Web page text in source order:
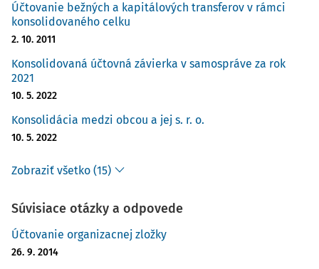
Účtovanie bežných a kapitálových transferov v rámci
konsolidovaného celku
2. 10. 2011
Konsolidovaná účtovná závierka v samospráve za rok
2021
10. 5. 2022
Konsolidácia medzi obcou a jej s. r. o.
10. 5. 2022
Zobraziť všetko (15)
Súvisiace otázky a odpovede
Účtovanie organizacnej zložky
26. 9. 2014